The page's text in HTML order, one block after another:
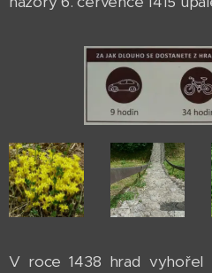
V roce 1438 hrad vyhořel